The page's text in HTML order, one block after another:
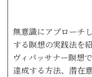
無意識にアプローチ
する瞑想の実践法を紹
ヴィパッサナー瞑想
達成する方法、潜在